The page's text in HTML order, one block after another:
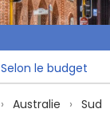
Selon le budget
Australie Sud